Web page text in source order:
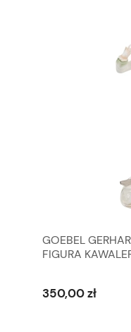
GOEBEL
FIGURA
350,00 zł